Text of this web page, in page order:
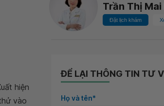
Trần Thị
Đặt lịch khám
hiện
vào
ĐỂ LẠI THÔNG TIN TƯ
Họ và tên*